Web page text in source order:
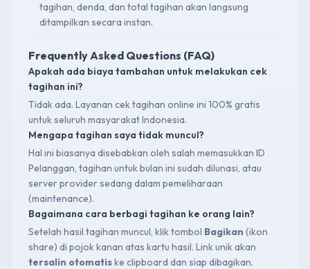
tagihan, denda, dan total tagihan akan langsung
ditampilkan secara instan.
Frequently Asked Questions (FAQ)
Apakah ada biaya tambahan untuk melakukan cek
tagihan ini?
Tidak ada. Layanan cek tagihan online ini 100% gratis
untuk seluruh masyarakat Indonesia.
Mengapa tagihan saya tidak muncul?
Hal ini biasanya disebabkan oleh salah memasukkan ID
Pelanggan, tagihan untuk bulan ini sudah dilunasi, atau
server provider sedang dalam pemeliharaan
(maintenance).
Bagaimana cara berbagi tagihan ke orang lain?
Setelah hasil tagihan muncul, klik tombol Bagikan (ikon
share) di pojok kanan atas kartu hasil. Link unik akan
tersalin otomatiske clipboard dan siap dibagikan.